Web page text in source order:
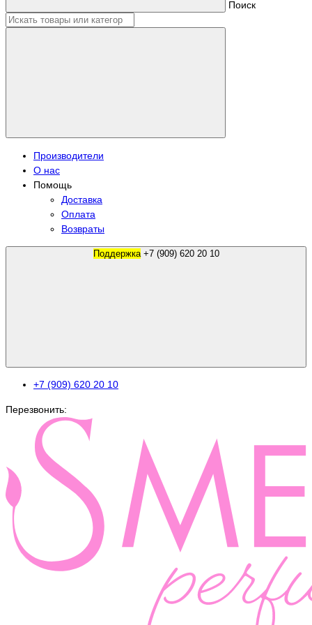
Поиск
Производители
О нас
Помощь
Доставка
Оплата
Возвраты
Поддержка +7 (909) 620 20 10
+7 (909) 620 20 10
Перезвонить: